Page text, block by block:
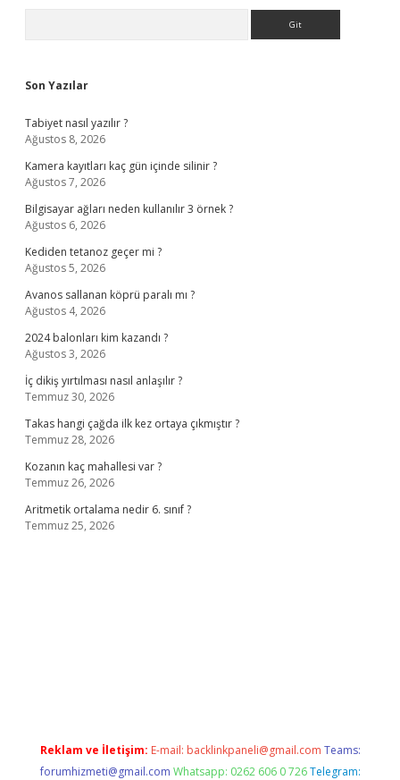
Son Yazılar
Tabiyet nasıl yazılır ?
Ağustos 8, 2026
Kamera kayıtları kaç gün içinde silinir ?
Ağustos 7, 2026
Bilgisayar ağları neden kullanılır 3 örnek ?
Ağustos 6, 2026
Kediden tetanoz geçer mi ?
Ağustos 5, 2026
Avanos sallanan köprü paralı mı ?
Ağustos 4, 2026
2024 balonları kim kazandı ?
Ağustos 3, 2026
İç dikiş yırtılması nasıl anlaşılır ?
Temmuz 30, 2026
Takas hangi çağda ilk kez ortaya çıkmıştır ?
Temmuz 28, 2026
Kozanın kaç mahallesi var ?
Temmuz 26, 2026
Aritmetik ortalama nedir 6. sınıf ?
Temmuz 25, 2026
Reklam ve İletişim: E-mail: backlinkpaneli@gmail.com Teams:
forumhizmeti@gmail.com Whatsapp: 0262 606 0 726 Telegram: